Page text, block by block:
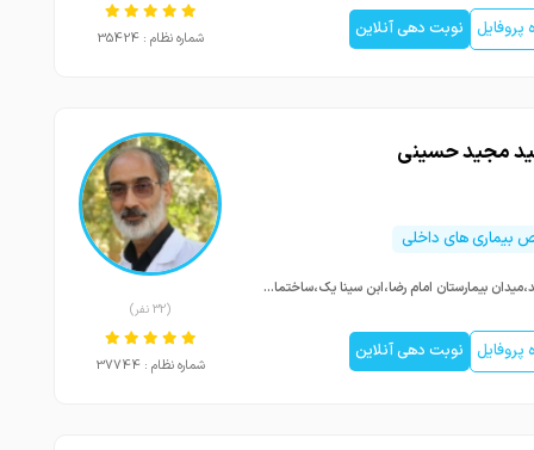
نوبت دهی آنلاین شماره نظام : 35424
مجید حسینی
های داخلی
مشهد،میدان بیمارستان امام رضا،ابن سینا یک،ساختمان کیمیا
نوبت دهی آنلاین
(32 نفر)
شماره نظام : 37744